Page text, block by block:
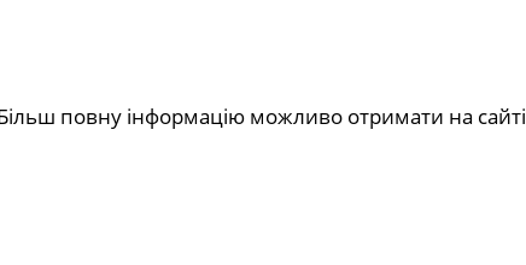
повну інформацію можливо отримати на сайті